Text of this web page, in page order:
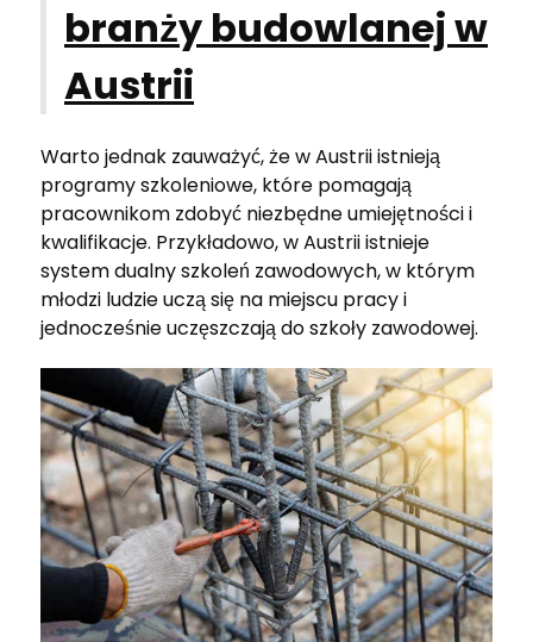
branży budowlanej w
Austrii
Warto jednak zauważyć, że w Austrii istnieją
programy szkoleniowe, które pomagają
pracownikom zdobyć niezbędne umiejętności i
kwalifikacje. Przykładowo, w Austrii istnieje
system dualny szkoleń zawodowych, w którym
młodzi ludzie uczą się na miejscu pracy i
jednocześnie uczęszczają do szkoły zawodowej.